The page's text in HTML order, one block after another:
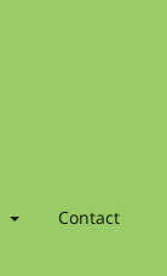
Contact